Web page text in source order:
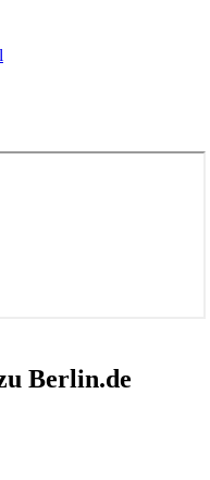
Berlin.de